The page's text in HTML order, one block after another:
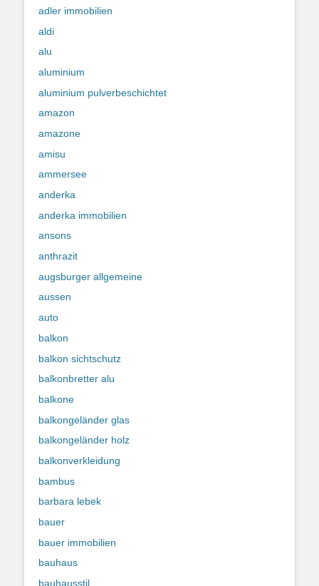
adler immobilien
aldi
alu
aluminium
aluminium pulverbeschichtet
amazon
amazone
amisu
ammersee
anderka
anderka immobilien
ansons
anthrazit
augsburger allgemeine
aussen
auto
balkon
balkon sichtschutz
balkonbretter alu
balkone
balkongeländer glas
balkongeländer holz
balkonverkleidung
bambus
barbara lebek
bauer
bauer immobilien
bauhaus
bauhausstil